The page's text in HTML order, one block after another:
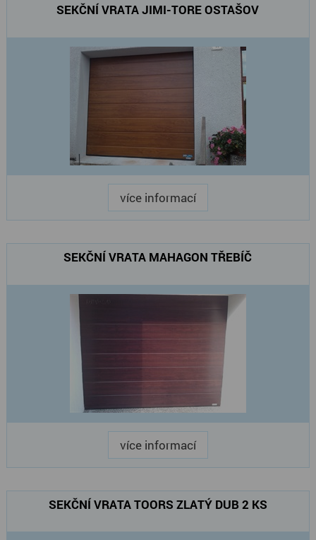
SEKČNÍ VRATA JIMI-TORE OSTAŠOV
více informací
SEKČNÍ VRATA MAHAGON TŘEBÍČ
více informací
SEKČNÍ VRATA TOORS ZLATÝ DUB 2 KS